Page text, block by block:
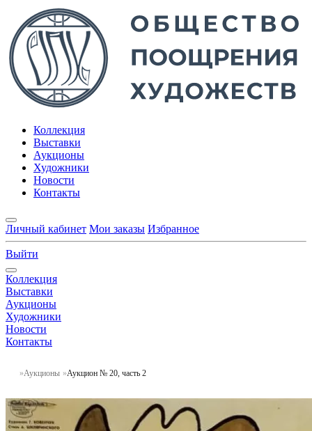
Коллекция
Выставки
Аукционы
Художники
Новости
Контакты
Личный кабинет Мои заказы Избранное
Выйти
Коллекция
Выставки
Аукционы
Художники
Новости
Контакты
Аукционы Аукцион № 20, часть 2